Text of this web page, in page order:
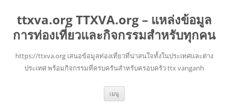
ttxva.org TTXVA.org – แหล่งข้อมูล
การท่องเที่ยวและกิจกรรมสำหรับทุกคน
https://ttxva.org เสนอข้อมูลท่องเที่ยวที่น่าสนใจทั้งในประเทศและต่าง
ประเทศ พร้อมกิจกรรมที่ครบครันสำหรับครอบครัว ttx vanganh
เมนู ข้าม
ยัง